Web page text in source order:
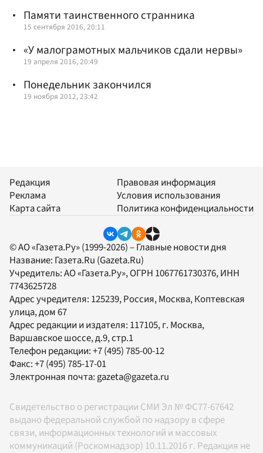
Памяти таинственного странника
15 сентября 2016, 20:11
«У малограмотных мальчиков сдали нервы»
19 апреля 2016, 20:49
Понедельник закончился
19 ноября 2012, 23:42
Редакция
Реклама
Карта сайта
Правовая информация
Условия использования
Политика конфиденциальности
© АО «Газета.Ру» (1999-2026) – Главные новости дня
Название: Газета.Ru (Gazeta.Ru)
Учредитель:АО «Газета.Ру», ОГРН 1067761730376, ИНН
7743625728
Адрес учредителя: 125239, Россия, Москва, Коптевская
улица, дом 67
Адрес редакции и издателя: 117105, г. Москва,
Варшавское шоссе, д.9, стр.1
Телефон редакции:+7 (495) 785-00-12
Факс:+7 (495) 785-17-01
Электронная почта:gazeta@gazeta.ru
Свидетельство о регистрации СМИ Эл № ФС77-67642
выдано федеральной службой по надзору в сфере
связи, информационных технологий и массовых
коммуникаций (Роскомнадзор) 10.11.2016 г. Редакция не